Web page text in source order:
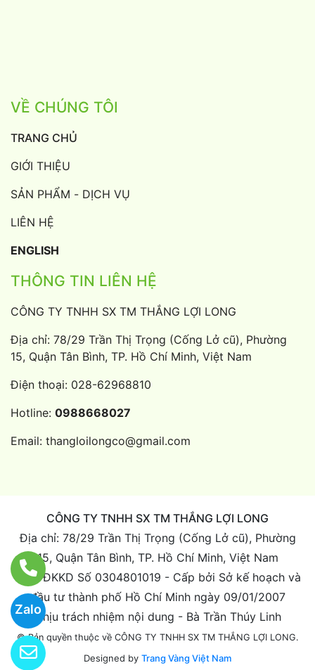
Zalo
VỀ CHÚNG TÔI
TRANG CHỦ
GIỚI THIỆU
SẢN PHẨM - DỊCH VỤ
LIÊN HỆ
ENGLISH
THÔNG TIN LIÊN HỆ
CÔNG TY TNHH SX TM THẮNG LỢI LONG
Địa chỉ: 78/29 Trần Thị Trọng (Cống Lở cũ), Phường
15, Quận Tân Bình, TP. Hồ Chí Minh, Việt Nam
Điện thoại: 028-62968810
Hotline: 0988668027
Email: thangloilongco@gmail.com
CÔNG TY TNHH SX TM THẮNG LỢI LONG
Địa chỉ: 78/29 Trần Thị Trọng (Cống Lở cũ), Phường
15, Quận Tân Bình, TP. Hồ Chí Minh, Việt Nam
Giấy ĐKKD Số 0304801019 - Cấp bởi Sở kế hoạch và
đầu tư thành phố Hồ Chí Minh ngày 09/01/2007
Chịu trách nhiệm nội dung - Bà Trần Thúy Linh
© Bản quyền thuộc về CÔNG TY TNHH SX TM THẮNG LỢI LONG.
Designed by Trang Vàng Việt Nam